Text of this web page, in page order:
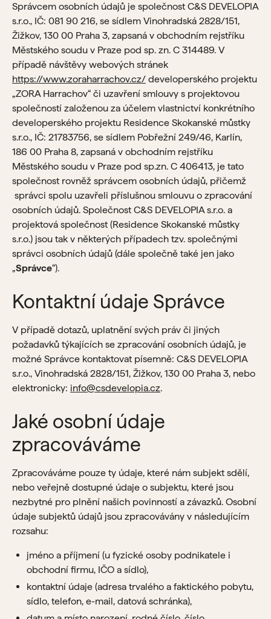
Správcem osobních údajů je společnost C&S DEVELOPIA
s.r.o., IČ: 081 90 216, se sídlem Vinohradská 2828/151,
Žižkov, 130 00 Praha 3, zapsaná v obchodním rejstříku
Městského soudu v Praze pod sp. zn. C 314489. V
případě návštěvy webových stránek
https://www.zoraharrachov.cz/ developerského projektu
„ZORA Harrachov“ či uzavření smlouvy s projektovou
společností založenou za účelem vlastnictví konkrétního
developerského projektu Residence Skokanské můstky
s.r.o., IČ: 21783756, se sídlem Pobřežní 249/46, Karlín,
186 00 Praha 8, zapsaná v obchodním rejstříku
Městského soudu v Praze pod sp.zn. C 406413, je tato
společnost rovněž správcem osobních údajů, přičemž
správci spolu uzavřeli příslušnou smlouvu o zpracování
osobních údajů. Společnost C&S DEVELOPIA s.r.o. a
projektová společnost (Residence Skokanské můstky
s.r.o.) jsou tak v některých případech tzv. společnými
správci osobních údajů (dále společně také jen jako
„Správce“).
Kontaktní údaje Správce
V případě dotazů, uplatnění svých práv či jiných
požadavků týkajících se zpracování osobních údajů, je
možné Správce kontaktovat písemně: C&S DEVELOPIA
s.r.o., Vinohradská 2828/151, Žižkov, 130 00 Praha 3, nebo
elektronicky: info@csdevelopia.cz.
Jaké osobní údaje
zpracováváme
Zpracováváme pouze ty údaje, které nám subjekt sdělí,
nebo veřejně dostupné údaje o subjektu, které jsou
nezbytné pro plnění našich povinností a závazků. Osobní
údaje subjektů údajů jsou zpracovávány v následujícím
rozsahu:
jméno a příjmení (u fyzické osoby podnikatele i
obchodní firmu, IČO a sídlo),
kontaktní údaje (adresa trvalého a faktického pobytu,
sídlo, telefon, e-mail, datová schránka),